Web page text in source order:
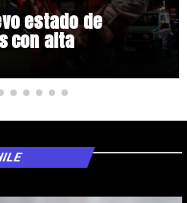
estado de
con alta